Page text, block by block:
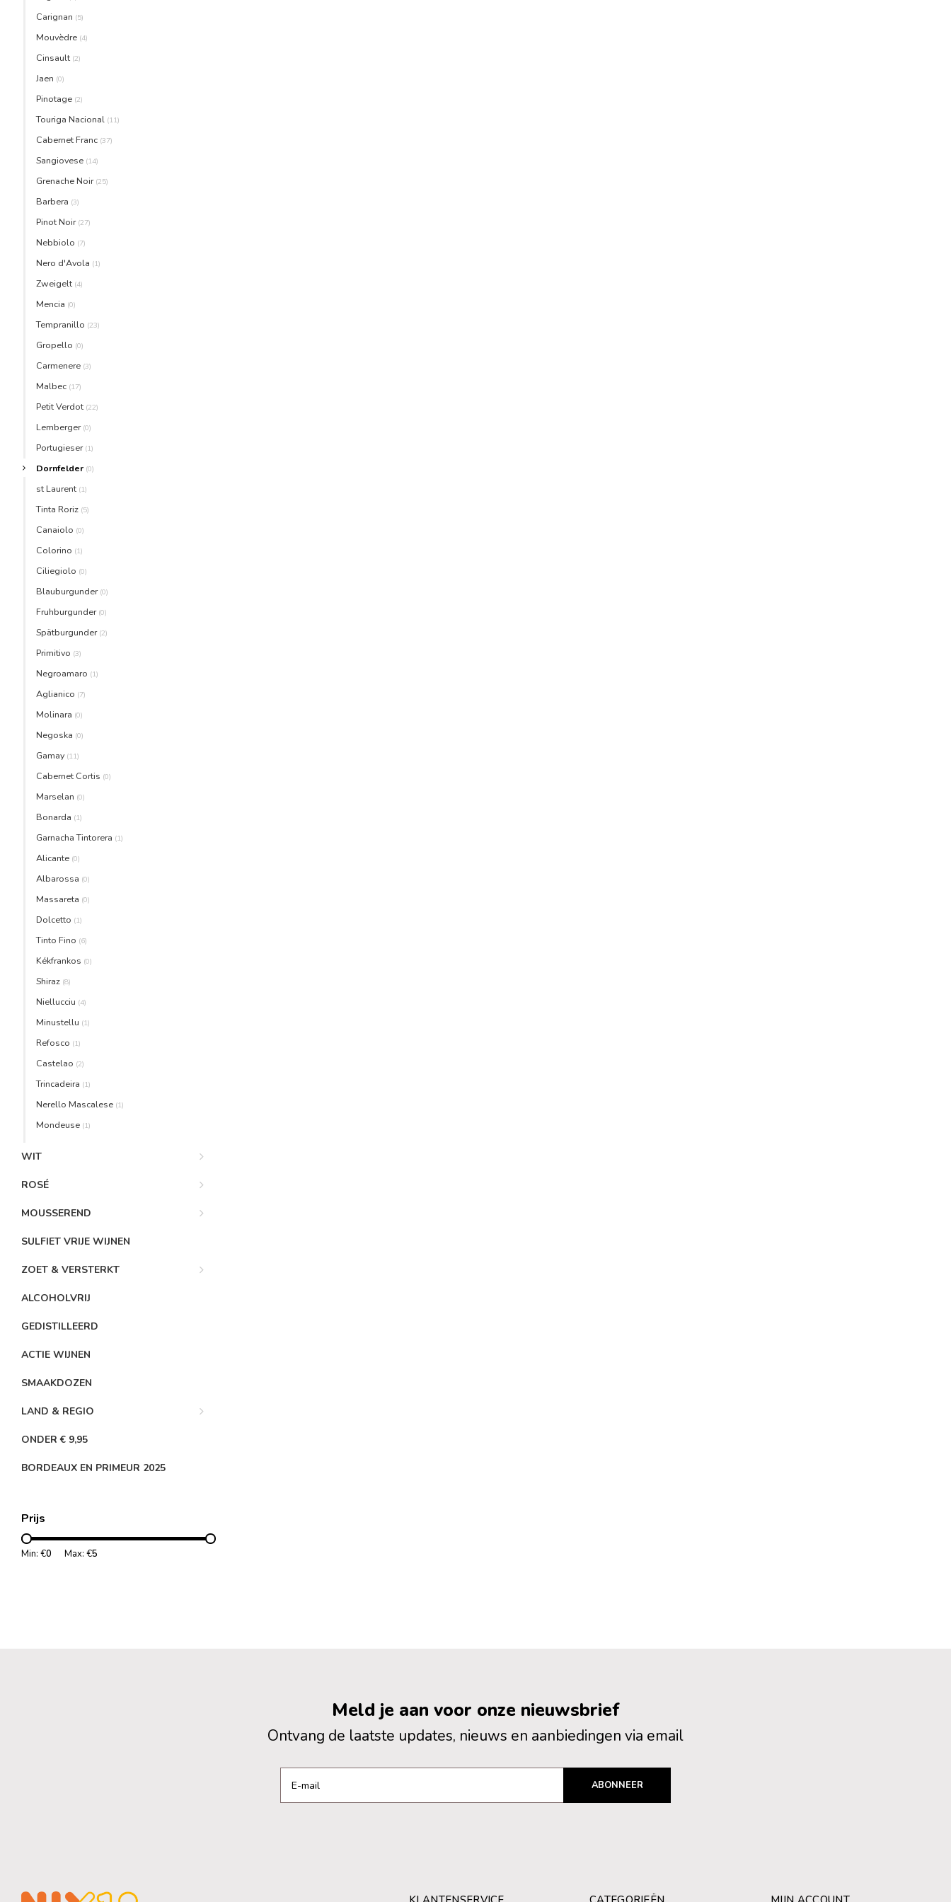
Carignan (5)
Mouvèdre (4)
Cinsault (2)
Jaen (0)
Pinotage (2)
Touriga Nacional (11)
Cabernet Franc (37)
Sangiovese (14)
Grenache Noir (25)
Barbera (3)
Pinot Noir (27)
Nebbiolo (7)
Nero d'Avola (1)
Zweigelt (4)
Mencia (0)
Tempranillo (23)
Gropello (0)
Carmenere (3)
Malbec (17)
Petit Verdot (22)
Lemberger (0)
Portugieser (1)
Dornfelder (0)
st Laurent (1)
Tinta Roriz (5)
Canaiolo (0)
Colorino (1)
Ciliegiolo (0)
Blauburgunder (0)
Fruhburgunder (0)
Spätburgunder (2)
Primitivo (3)
Negroamaro (1)
Aglianico (7)
Molinara (0)
Negoska (0)
Gamay (11)
Cabernet Cortis (0)
Marselan (0)
Bonarda (1)
Garnacha Tintorera (1)
Alicante (0)
Albarossa (0)
Massareta (0)
Dolcetto (1)
Tinto Fino (6)
Kékfrankos (0)
Shiraz (8)
Niellucciu (4)
Minustellu (1)
Refosco (1)
Castelao (2)
Trincadeira (1)
Nerello Mascalese (1)
Mondeuse (1)
WIT
ROSÉ
MOUSSEREND
SULFIET VRIJE WIJNEN
ZOET & VERSTERKT
ALCOHOLVRIJ
GEDISTILLEERD
ACTIE WIJNEN
SMAAKDOZEN
LAND & REGIO
ONDER € 9,95
BORDEAUX EN PRIMEUR 2025
Prijs
Min: €0 Max: €5
Meld je aan voor onze nieuwsbrief
Ontvang de laatste updates, nieuws en aanbiedingen via email
ABONNEER